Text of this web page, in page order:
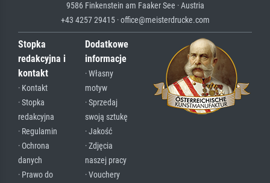
9586 Finkenstein am Faaker See · Austria
+43 4257 29415 · office@meisterdrucke.com
Stopka
redakcyjna i
kontakt
· Kontakt
· Stopka
redakcyjna
· Regulamin
· Ochrona
danych
· Prawo do
Dodatkowe
informacje
· Własny
motyw
· Sprzedaj
swoją sztukę
· Jakość
· Zdjęcia
naszej pracy
· Vouchery